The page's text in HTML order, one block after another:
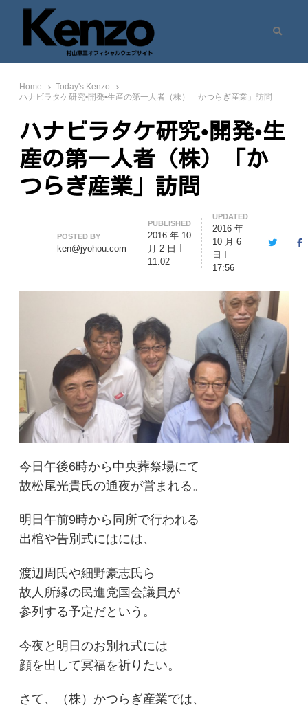
七転八起 – 村山憲三 Official Site
村山憲三ウェブサイト
Home
Today's Kenzo
ハナビラタケ研究•開発•生産の第一人者（株）「かつらぎ産業」訪問
ハナビラタケ研究•開発•生
産の第一人者（株）「か
つらぎ産業」訪問
Author
POSTED BY
ken@jyohou.com
PUBLISHED
2016 年 10
月 2 日
11:02
UPDATED
2016 年
10 月 6
日
17:56
Twitter
今日午後6時から中央葬祭場にて
故松尾光貴氏の通夜が営まれる。
明日午前9時から同所で行われる
出棺や告別式にはには、
渡辺周氏や細野豪志氏ら
故人所縁の民進党国会議員が
参列する予定だという。
今夜と明日のお別れ式には
顔を出して冥福を祈りたい。
さて、（株）かつらぎ産業では、